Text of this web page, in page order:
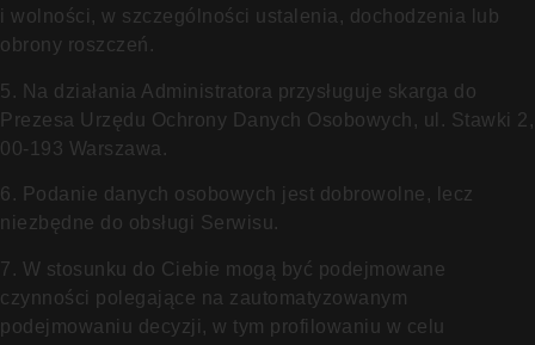
i wolności, w szczególności ustalenia, dochodzenia lub
obrony roszczeń.
5. Na działania Administratora przysługuje skarga do
Prezesa Urzędu Ochrony Danych Osobowych, ul. Stawki 2,
00-193 Warszawa.
6. Podanie danych osobowych jest dobrowolne, lecz
niezbędne do obsługi Serwisu.
7. W stosunku do Ciebie mogą być podejmowane
czynności polegające na zautomatyzowanym
podejmowaniu decyzji, w tym profilowaniu w celu